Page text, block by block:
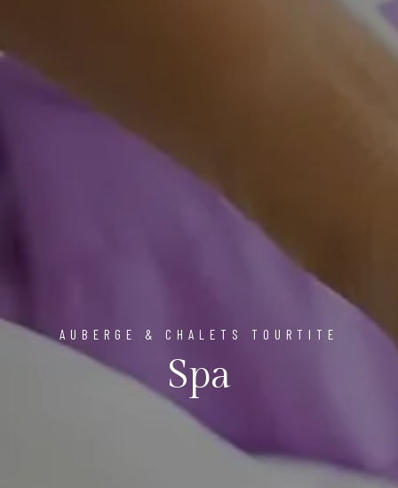
AUBERGE & CHALETS TOURTITE
Spa